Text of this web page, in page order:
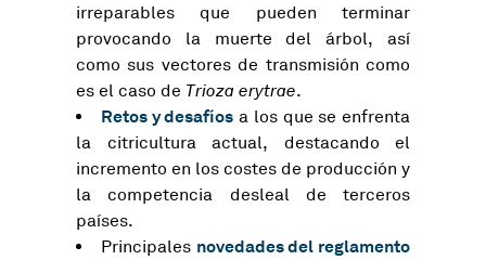
irreparables que pueden terminar
provocando la muerte del árbol, así
como sus vectores de transmisión como
es el caso de Trioza erytrae.
Retos y desafíos a los que se enfrenta
la citricultura actual, destacando el
incremento en los costes de producción y
la competencia desleal de terceros
países.
Principales novedades del reglamento